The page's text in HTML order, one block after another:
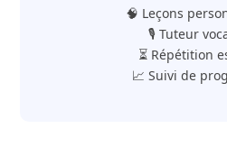
🧠 Leçons
🎙️ Tuteur
⏳ Répétition
📈 Suivi de